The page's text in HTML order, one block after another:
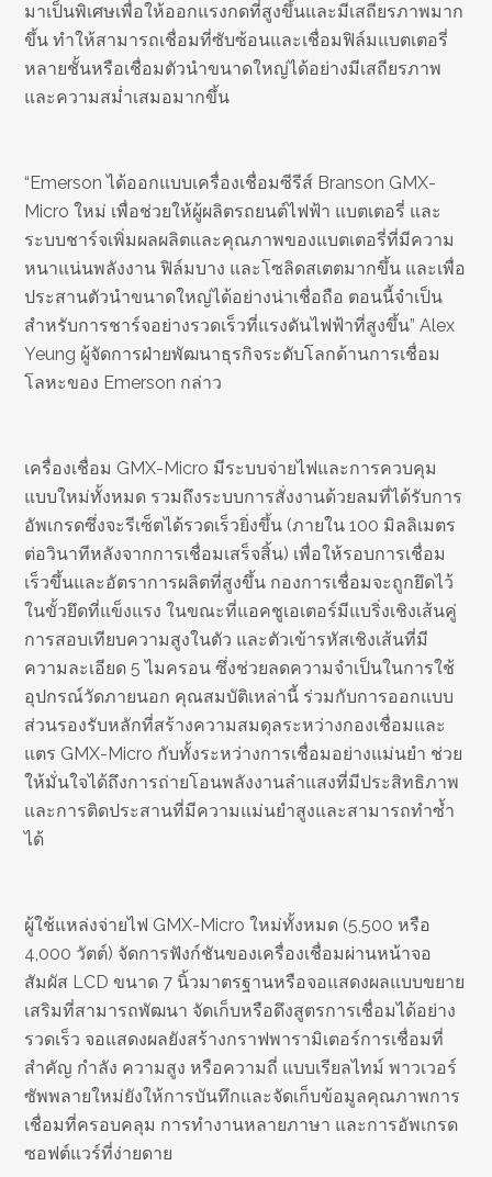
มาเป็นพิเศษเพื่อให้ออกแรงกดที่สูงขึ้นและมีเสถียรภาพมาก
ขึ้น ทำให้สามารถเชื่อมที่ซับซ้อนและเชื่อมฟิล์มแบตเตอรี่
หลายชั้นหรือเชื่อมตัวนำขนาดใหญ่ได้อย่างมีเสถียรภาพ
และความสม่ำเสมอมากขึ้น
“Emerson ได้ออกแบบเครื่องเชื่อมซีรีส์ Branson GMX-
Micro ใหม่ เพื่อช่วยให้ผู้ผลิตรถยนต์ไฟฟ้า แบตเตอรี่ และ
ระบบชาร์จเพิ่มผลผลิตและคุณภาพของแบตเตอรี่ที่มีความ
หนาแน่นพลังงาน ฟิล์มบาง และโซลิดสเตตมากขึ้น และเพื่อ
ประสานตัวนำขนาดใหญ่ได้อย่างน่าเชื่อถือ ตอนนี้จำเป็น
สำหรับการชาร์จอย่างรวดเร็วที่แรงดันไฟฟ้าที่สูงขึ้น” Alex
Yeung ผู้จัดการฝ่ายพัฒนาธุรกิจระดับโลกด้านการเชื่อม
โลหะของ Emerson กล่าว
เครื่องเชื่อม GMX-Micro มีระบบจ่ายไฟและการควบคุม
แบบใหม่ทั้งหมด รวมถึงระบบการสั่งงานด้วยลมที่ได้รับการ
อัพเกรดซึ่งจะรีเซ็ตได้รวดเร็วยิ่งขึ้น (ภายใน 100 มิลลิเมตร
ต่อวินาทีหลังจากการเชื่อมเสร็จสิ้น) เพื่อให้รอบการเชื่อม
เร็วขึ้นและอัตราการผลิตที่สูงขึ้น กองการเชื่อมจะถูกยึดไว้
ในขั้วยึดที่แข็งแรง ในขณะที่แอคชูเอเตอร์มีแบริ่งเชิงเส้นคู่
การสอบเทียบความสูงในตัว และตัวเข้ารหัสเชิงเส้นที่มี
ความละเอียด 5 ไมครอน ซึ่งช่วยลดความจำเป็นในการใช้
อุปกรณ์วัดภายนอก คุณสมบัติเหล่านี้ ร่วมกับการออกแบบ
ส่วนรองรับหลักที่สร้างความสมดุลระหว่างกองเชื่อมและ
แตร GMX-Micro กับทั้งระหว่างการเชื่อมอย่างแม่นยำ ช่วย
ให้มั่นใจได้ถึงการถ่ายโอนพลังงานลำแสงที่มีประสิทธิภาพ
และการติดประสานที่มีความแม่นยำสูงและสามารถทำซ้ำ
ได้
ผู้ใช้แหล่งจ่ายไฟ GMX-Micro ใหม่ทั้งหมด (5,500 หรือ
4,000 วัตต์) จัดการฟังก์ชันของเครื่องเชื่อมผ่านหน้าจอ
สัมผัส LCD ขนาด 7 นิ้วมาตรฐานหรือจอแสดงผลแบบขยาย
เสริมที่สามารถพัฒนา จัดเก็บหรือดึงสูตรการเชื่อมได้อย่าง
รวดเร็ว จอแสดงผลยังสร้างกราฟพารามิเตอร์การเชื่อมที่
สำคัญ กำลัง ความสูง หรือความถี่ แบบเรียลไทม์ พาวเวอร์
ซัพพลายใหม่ยังให้การบันทึกและจัดเก็บข้อมูลคุณภาพการ
เชื่อมที่ครอบคลุม การทำงานหลายภาษา และการอัพเกรด
ซอฟต์แวร์ที่ง่ายดาย